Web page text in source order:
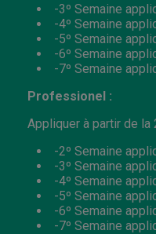
-3º Semaine
-4º Semaine
-5º Semaine
-6º Semaine
-7º Semaine
Professionel :
Appliquer à partir de la
-2º Semaine
-3º Semaine
-4º Semaine
-5º Semaine
-6º Semaine
-7º Semaine